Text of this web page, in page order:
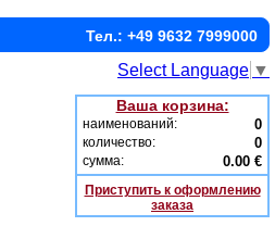
Тел.: +49 9632 7999000
Select Language ▼
Ваша корзина:
наименований: 0
количество: 0
сумма: 0.00 €
Приступить к оформлению
заказа